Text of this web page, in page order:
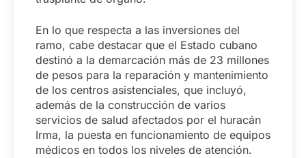
En lo que respecta a las inversiones del
ramo, cabe destacar que el Estado cubano
destinó a la demarcación más de 23 millones
de pesos para la reparación y mantenimiento
de los centros asistenciales, que incluyó,
además de la construcción de varios
servicios de salud afectados por el huracán
Irma, la puesta en funcionamiento de equipos
médicos en todos los niveles de atención.